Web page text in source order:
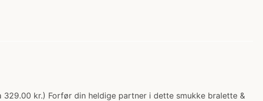
kr.) Forfør din heldige partner i dette smukke bralette &